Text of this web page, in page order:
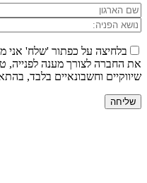
בלחיצה על כפתור 'שלח'
את החברה לצורך מענה לפנייה,
שיווקיים וחשבונאיים בלבד,
שליחה